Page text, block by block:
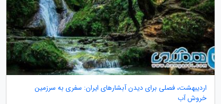
اردیبهشت، فصلی برای دیدن آبشارهای ایران: سفری به سرزمین
خروش آب